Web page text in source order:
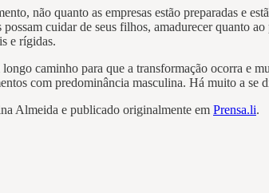
não quanto as empresas estão preparadas e
cuidar de seus filhos, amadurecer quanto
e rígidas.
caminho para que a transformação ocorra e
com predominância masculina. Há muito a
Almeida e publicado originalmente em Prensa.li.